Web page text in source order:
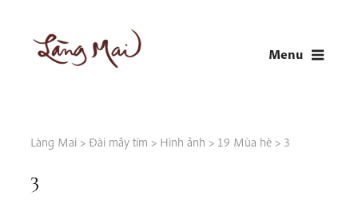
content
Menu
Làng Mai > Đài mây tím > Hình ảnh > 19 Mùa hè > 3
3